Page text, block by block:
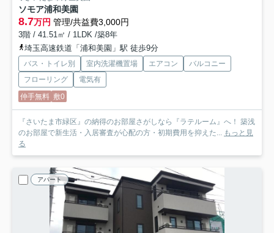
ソモア浦和美園
8.7万円 管理/共益費3,000円
3階 / 41.51㎡ / 1LDK /築8年
埼玉高速鉄道「浦和美園」駅 徒歩9分
バス・トイレ別 室内洗濯機置場 エアコン
バルコニー
フローリング
電気有
仲手無料 敷0
『さいたま市緑区』の納得のお部屋さがしなら『ラテルーム』へ！ 築浅
のお部屋で新生活・入居審査が心配の方・初期費用を抑えた... もっと見
る
アパート